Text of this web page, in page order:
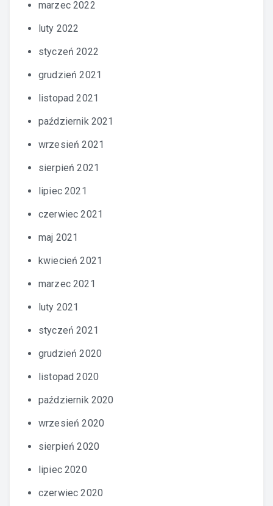
marzec 2022
luty 2022
styczeń 2022
grudzień 2021
listopad 2021
październik 2021
wrzesień 2021
sierpień 2021
lipiec 2021
czerwiec 2021
maj 2021
kwiecień 2021
marzec 2021
luty 2021
styczeń 2021
grudzień 2020
listopad 2020
październik 2020
wrzesień 2020
sierpień 2020
lipiec 2020
czerwiec 2020